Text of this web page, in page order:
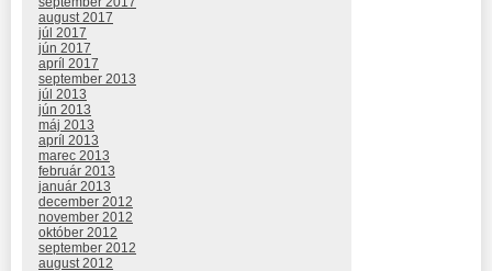
august 2017
júl 2017
jún 2017
apríl 2017
september 2013
júl 2013
jún 2013
máj 2013
apríl 2013
marec 2013
február 2013
január 2013
december 2012
november 2012
október 2012
september 2012
august 2012